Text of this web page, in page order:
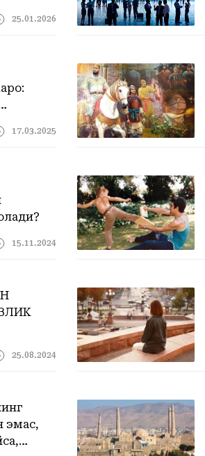
25.01.2026
уруши
17.03.2025
15.11.2024
25.08.2024
эмас,